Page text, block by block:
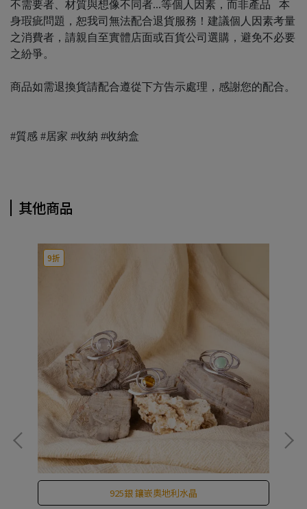
不需要者、材質與想像不同者...等個人因素，而非產品 本
身瑕疵問題，恕我司無法配合退貨服務！建議個人因素考量
之消費者，請親自至實體店面或百貨公司選購，避免不必要
之紛爭。
商品如需退換貨請配合遵從下方告示處理，感謝您的配合。
#質感 #居家 #收納 #收納盒 ​
其他商品
9折
925銀 鑲嵌奧地利水晶